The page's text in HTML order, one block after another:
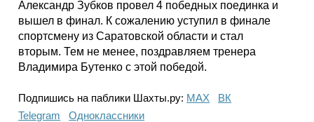
Александр Зубков провел 4 победных поединка и
вышел в финал. К сожалению уступил в финале
спортсмену из Саратовской области и стал
вторым. Тем не менее, поздравляем тренера
Владимира Бутенко с этой победой.
Подпишись на паблики Шахты.ру: МАХ
ВК
Telegram
Одноклассники